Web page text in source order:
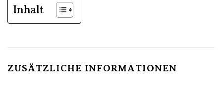
Inhalt
ZUSÄTZLICHE INFORMATIONEN